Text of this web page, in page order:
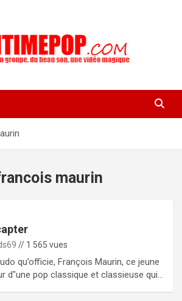
rock, indé sur Lyon. rock pop concert
maurin
// 1 565 vues
qu’officie, François Maurin, ce jeune
d"une pop classique et classieuse qui…